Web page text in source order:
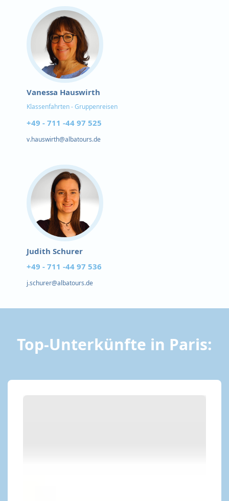
Vanessa Hauswirth
Klassenfahrten - Gruppenreisen
+49 - 711 -44 97 525
v.hauswirth@albatours.de
Judith Schurer
+49 - 711 -44 97 536
j.schurer@albatours.de
Top-Unterkünfte in Paris: